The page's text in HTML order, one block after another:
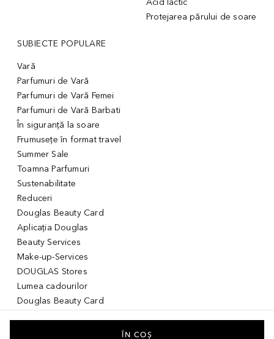
Acid lactic
Protejarea părului de soare
SUBIECTE POPULARE
Vară
Parfumuri de Vară
Parfumuri de Vară Femei
Parfumuri de Vară Barbati
În siguranță la soare
Frumusețe în format travel
Summer Sale
Toamna Parfumuri
Sustenabilitate
Reduceri
Douglas Beauty Card
Aplicația Douglas
Beauty Services
Make-up-Services
DOUGLAS Stores
Lumea cadourilor
Douglas Beauty Card
ÎN COȘ